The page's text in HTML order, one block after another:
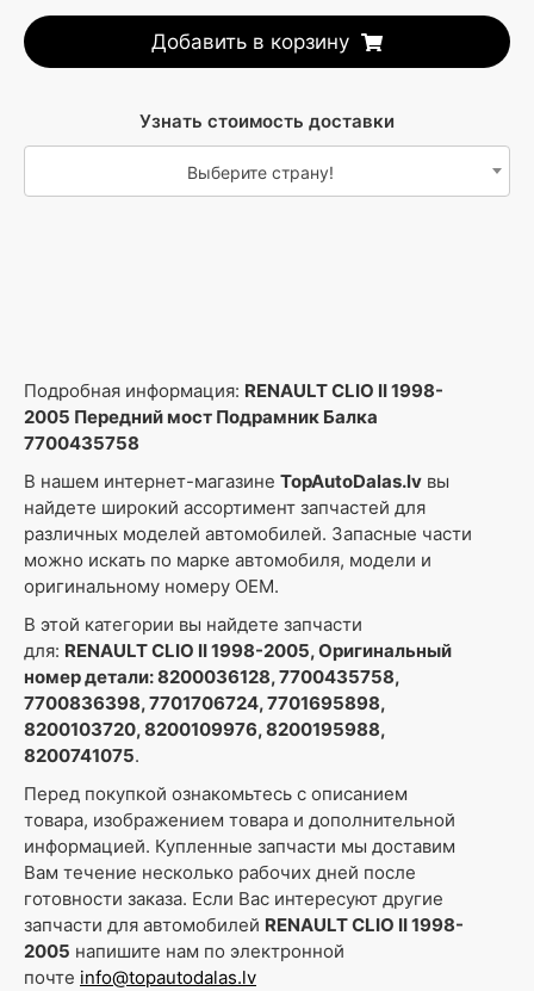
Добавить в корзину
Узнать стоимость доставки
Выберите страну!
Подробная информация: RENAULT CLIO II 1998-
2005 Передний мост Подрамник Балка
7700435758
В нашем интернет-магазине TopAutoDalas.lv вы
найдете широкий ассортимент запчастей для
различных моделей автомобилей. Запасные части
можно искать по марке автомобиля, модели и
оригинальному номеру OEM.
В этой категории вы найдете запчасти
для: RENAULT CLIO II 1998-2005, Оригинальный
номер детали: 8200036128, 7700435758,
7700836398, 7701706724, 7701695898,
8200103720, 8200109976, 8200195988,
8200741075.
Перед покупкой ознакомьтесь с описанием
товара, изображением товара и дополнительной
информацией. Купленные запчасти мы доставим
Вам течение несколько рабочих дней после
готовности заказа. Если Вас интересуют другие
запчасти для автомобилей RENAULT CLIO II 1998-
2005 напишите нам по электронной
почте info@topautodalas.lv